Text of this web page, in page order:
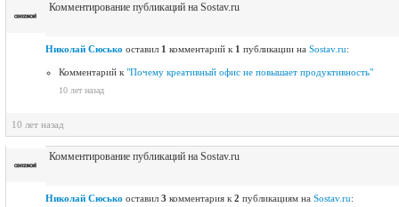
Комментирование публикаций на Sostav.ru
Николай Сюсько оставил 1 комментарий к 1 публикации на Sostav.ru:
Комментарий к "Почему креативный офис не повышает продуктивность"
10 лет назад
10 лет назад
Комментирование публикаций на Sostav.ru
Николай Сюсько оставил 3 комментария к 2 публикациям на Sostav.ru: